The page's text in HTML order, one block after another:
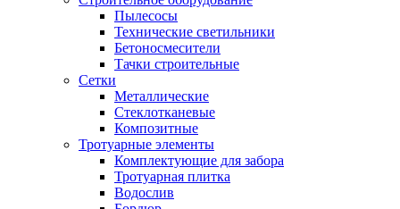
Пылесосы
Технические светильники
Бетоносмесители
Тачки строительные
Сетки
Металлические
Стеклотканевые
Композитные
Тротуарные элементы
Комплектующие для забора
Тротуарная плитка
Водослив